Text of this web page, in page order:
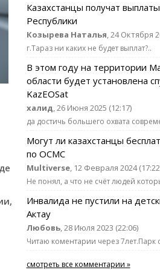
Казахстанцы получат
Республики
Козырева Наталья, 24 Октября
г.Тараз ни каких не будет выплат?..
В этом году на территории
области будет установлена
KazEOSat
халид, 26 Июня 2025 (12:17)
да достичь большего охвата
Могут ли казахстанцы
по ОСМС
Multiverse, 12 Февраля 2024
Не понял, а что не счёт людей
Инвалида не пустили на
Актау
Любовь, 28 Июля 2023 (22:06)
Читаю коментарии через
смотреть все комментарии »